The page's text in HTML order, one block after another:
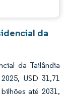
da
da Tailândia
USD 31,71
até 2031,